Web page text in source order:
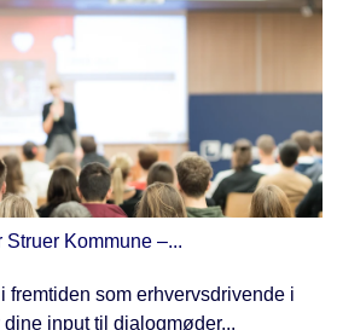
Struer Kommune –...
fremtiden som erhvervsdrivende i
input til dialogmøder...